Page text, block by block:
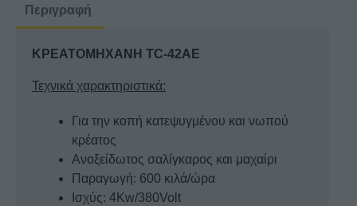
Περιγραφή
ΚΡΕΑΤΟΜΗΧΑΝΗ TC-42AE
Τεχνικά χαρακτηριστικά:
Για την κοπή κατεψυγμένου και νωπού
κρέατος
Ανοξείδωτος σαλίγκαρος και μαχαίρι
Παραγωγή: 600 κιλά/ώρα
Ισχύς: 4Kw/380Volt